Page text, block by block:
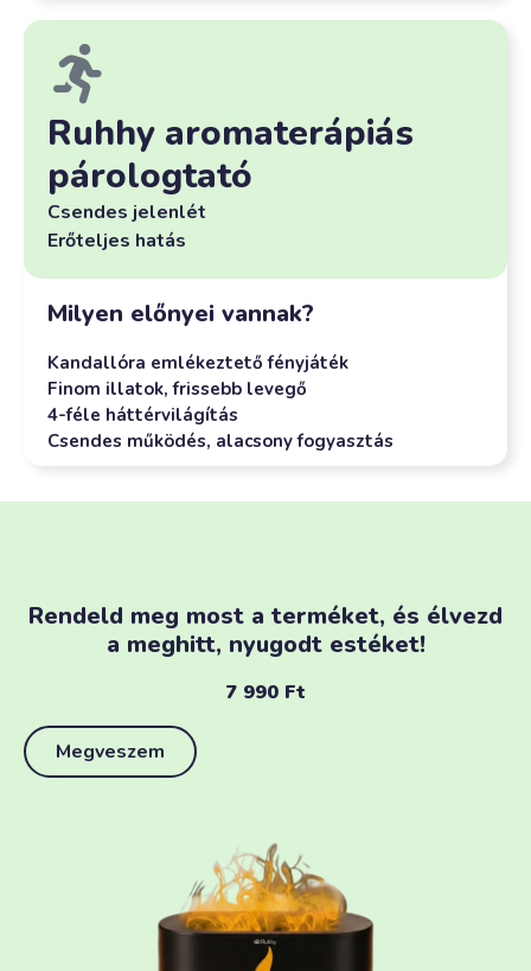
Ruhhy aromaterápiás
párologtató
Csendes jelenlét
Erőteljes hatás
Milyen előnyei vannak?
Kandallóra emlékeztető fényjáték
Finom illatok, frissebb levegő
4-féle háttérvilágítás
Csendes működés, alacsony fogyasztás
Rendeld meg most a terméket, és élvezd
a meghitt, nyugodt estéket!
7 990 Ft
Megveszem